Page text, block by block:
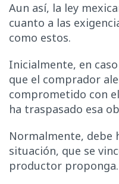
Aun así, la ley
cuanto a las
como estos.
Inicialmente, en
que el comprador
comprometido con
ha traspasado esa
Normalmente, debe
situación, que se
productor proponga.